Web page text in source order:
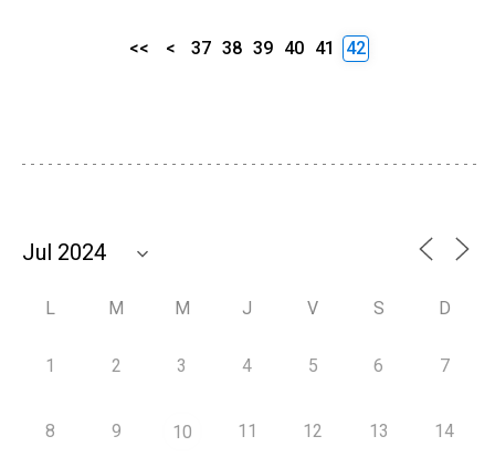
<< < 37 38 39 40 41 42
L M M J V S D
1 2 3 4 5 6 7
8 9 10 11 12 13 14